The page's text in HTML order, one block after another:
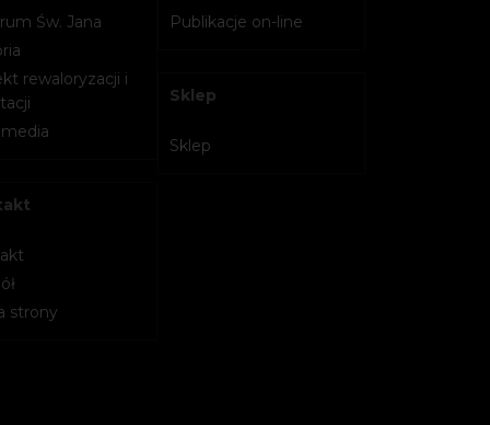
Św. Jana
rewaloryzacji i
strony
Publikacje on-line
Sklep
Sklep